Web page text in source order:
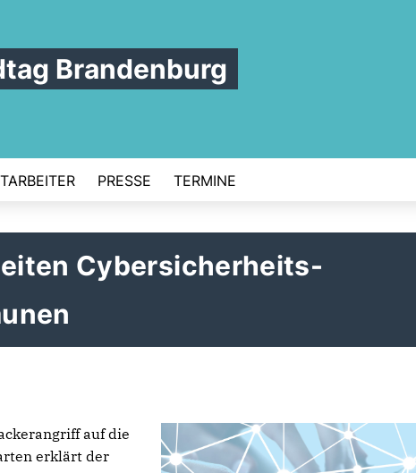
Brandenburg
PRESSE TERMINE
Cybersicherheits-
auf die
erklärt der